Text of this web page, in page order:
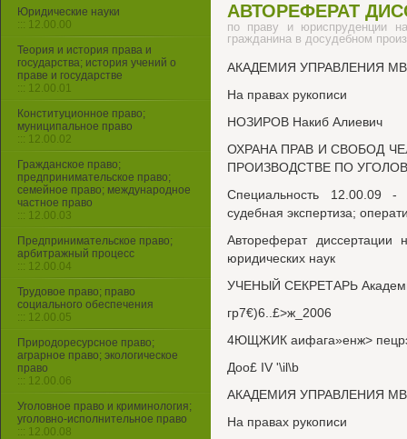
АВТОРЕФЕРАТ
по праву и юриспруденции
гражданина в досудебном
АКАДЕМИЯ УПРАВЛЕНИЯ
На правах рукописи
НОЗИРОВ Накиб Алиевич
ОХРАНА ПРАВ И СВОБОД
ПРОИЗВОДСТВЕ ПО
Специальность 12.00.09 -
судебная экспертиза;
Автореферат диссертации
юридических наук
УЧЕНЫЙ СЕКРЕТАРЬ
гр7€)6..£>ж_2006
4ЮЩЖИК аифага»енж>
Доо£ IV '\il\b
АКАДЕМИЯ УПРАВЛЕНИЯ
На правах рукописи
Юридические науки
::: 12.00.00
Теория и история права и
государства; история учений о
праве и государстве
::: 12.00.01
Конституционное право;
муниципальное право
::: 12.00.02
Гражданское право;
предпринимательское право;
семейное право; международное
частное право
::: 12.00.03
Предпринимательское право;
арбитражный процесс
::: 12.00.04
Трудовое право; право
социального обеспечения
::: 12.00.05
Природоресурсное право;
аграрное право; экологическое
право
::: 12.00.06
Уголовное право и криминология;
уголовно-исполнительное право
::: 12.00.08